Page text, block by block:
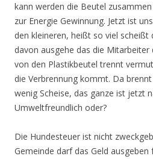
kann werden die Beutel
zur Energie Gewinnung. Jetzt ist
den kleineren, heißt so viel
davon ausgehe das die
von den Plastikbeutel trennt
die Verbrennung kommt. Da
wenig Scheise, das ganze ist jetzt
Umweltfreundlich oder?
Die Hundesteuer ist nicht
Gemeinde darf das Geld